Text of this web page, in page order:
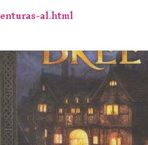
al.html